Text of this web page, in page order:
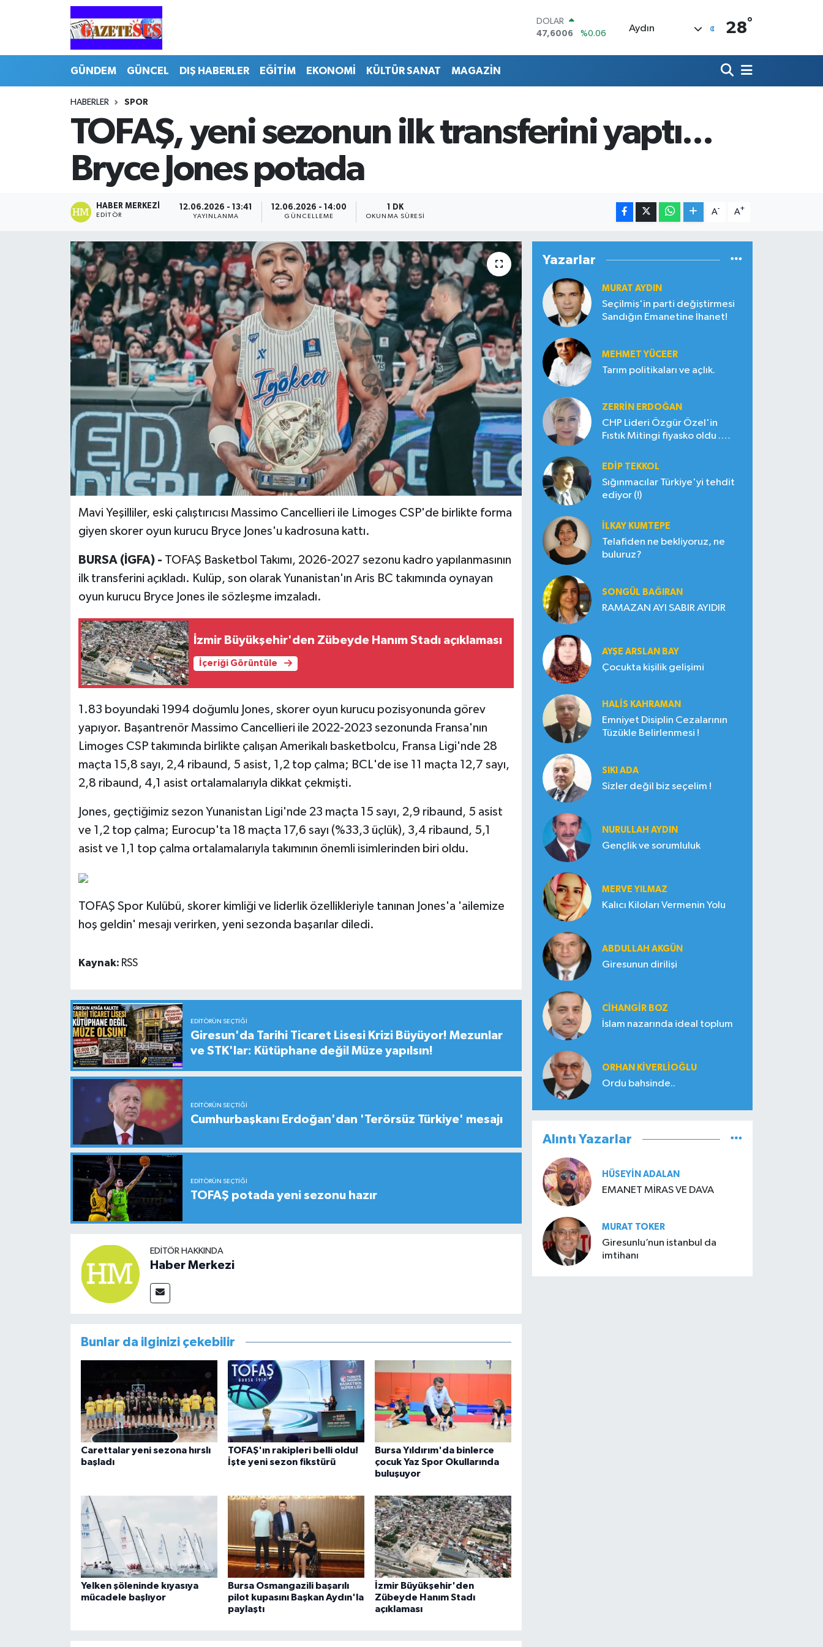
DOLAR
47,6006
%0.06
BİST100
13.799
%70
BITCOIN
Aydın 28°
GÜNDEM GÜNCEL DIŞ HABERLER EĞİTİM EKONOMİ KÜLTÜR SANAT MAGAZİN
HABERLER SPOR
TOFAŞ, yeni sezonun ilk transferini yaptı...
Bryce Jones potada
HABER MERKEZI
EDITÖR
12.06.2026 - 13:41
YAYINLANMA
12.06.2026 - 14:00
GÜNCELLEME
1 DK
OKUNMA SÜRESI
A- A+
Mavi Yeşilliler, eski çalıştırıcısı Massimo Cancellieri ile Limoges CSP'de birlikte forma
giyen skorer oyun kurucu Bryce Jones'u kadrosuna kattı.
BURSA (İGFA) - TOFAŞ Basketbol Takımı, 2026-2027 sezonu kadro yapılanmasının
ilk transferini açıkladı. Kulüp, son olarak Yunanistan'ın Aris BC takımında oynayan
oyun kurucu Bryce Jones ile sözleşme imzaladı.
İzmir Büyükşehir'den Zübeyde Hanım Stadı açıklaması
İçeriği Görüntüle
1.83 boyundaki 1994 doğumlu Jones, skorer oyun kurucu pozisyonunda görev
yapıyor. Başantrenör Massimo Cancellieri ile 2022-2023 sezonunda Fransa'nın
Limoges CSP takımında birlikte çalışan Amerikalı basketbolcu, Fransa Ligi'nde 28
maçta 15,8 sayı, 2,4 ribaund, 5 asist, 1,2 top çalma; BCL'de ise 11 maçta 12,7 sayı,
2,8 ribaund, 4,1 asist ortalamalarıyla dikkat çekmişti.
Jones, geçtiğimiz sezon Yunanistan Ligi'nde 23 maçta 15 sayı, 2,9 ribaund, 5 asist
ve 1,2 top çalma; Eurocup'ta 18 maçta 17,6 sayı (%33,3 üçlük), 3,4 ribaund, 5,1
asist ve 1,1 top çalma ortalamalarıyla takımının önemli isimlerinden biri oldu.
TOFAŞ Spor Kulübü, skorer kimliği ve liderlik özellikleriyle tanınan Jones'a 'ailemize
hoş geldin' mesajı verirken, yeni sezonda başarılar diledi.
Kaynak: RSS
EDITÖRÜN SEÇTIĞI
Giresun'da Tarihi Ticaret Lisesi Krizi Büyüyor! Mezunlar
ve STK'lar: Kütüphane değil Müze yapılsın!
EDITÖRÜN SEÇTIĞI
Cumhurbaşkanı Erdoğan'dan 'Terörsüz Türkiye' mesajı
EDITÖRÜN SEÇTIĞI
TOFAŞ potada yeni sezonu hazır
EDITÖR HAKKINDA
Haber Merkezi
Bunlar da ilginizi çekebilir
Carettalar yeni sezona hırslı
başladı
TOFAŞ'ın rakipleri belli oldu!
İşte yeni sezon fikstürü
Bursa Yıldırım'da binlerce
çocuk Yaz Spor Okullarında
buluşuyor
Yelken şöleninde kıyasıya
mücadele başlıyor
Bursa Osmangazili başarılı
pilot kupasını Başkan Aydın'la
paylaştı
İzmir Büyükşehir'den
Zübeyde Hanım Stadı
açıklaması
Yazarlar
MURAT AYDIN
Seçilmiş'in parti değiştirmesi
Sandığın Emanetine İhanet!
MEHMET YÜCEER
Tarım politikaları ve açlık.
ZERRIN ERDOĞAN
CHP Lideri Özgür Özel'in
Fıstık Mitingi fiyasko oldu .
EDIP TEKKOL
Sığınmacılar Türkiye'yi tehdit
ediyor (!)
İLKAY KUMTEPE
Telafiden ne bekliyoruz, ne
buluruz?
SONGÜL BAĞIRAN
RAMAZAN AYI SABIR AYIDIR
AYŞE ARSLAN BAY
Çocukta kişilik gelişimi
HALIS KAHRAMAN
Emniyet Disiplin Cezalarının
Tüzükle Belirlenmesi !
SIKI ADA
Sizler değil biz seçelim !
NURULLAH AYDIN
Gençlik ve sorumluluk
MERVE YILMAZ
Kalıcı Kiloları Vermenin Yolu
ABDULLAH AKGÜN
Giresunun dirilişi
CIHANGIR BOZ
İslam nazarında ideal toplum
ORHAN KIVERLIOĞLU
Ordu bahsinde..
Alıntı Yazarlar
HÜSEYIN ADALAN
EMANET MİRAS VE DAVA
MURAT TOKER
Giresunlu’nun istanbul da
imtihanı